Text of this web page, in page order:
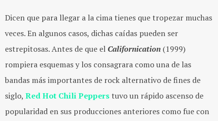
Dicen que para llegar a la cima tienes que tropezar muchas
veces. En algunos casos, dichas caídas pueden ser
estrepitosas. Antes de que el Californication (1999)
rompiera esquemas y los consagrara como una de las
bandas más importantes de rock alternativo de fines de
siglo, Red Hot Chili Peppers tuvo un rápido ascenso de
popularidad en sus producciones anteriores como fue con